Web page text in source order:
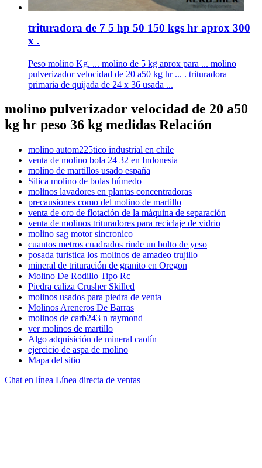
trituradora de 7 5 hp 50 150 kgs hr aprox 300
x .
Peso molino Kg. ... molino de 5 kg aprox para ... molino
pulverizador velocidad de 20 a50 kg hr ... . trituradora
primaria de quijada de 24 x 36 usada ...
molino pulverizador velocidad de 20 a50
kg hr peso 36 kg medidas Relación
molino autom225tico industrial en chile
venta de molino bola 24 32 en Indonesia
molino de martillos usado españa
Silica molino de bolas húmedo
molinos lavadores en plantas concentradoras
precausiones como del molino de martillo
venta de oro de flotación de la máquina de separación
venta de molinos trituradores para reciclaje de vidrio
molino sag motor sincronico
cuantos metros cuadrados rinde un bulto de yeso
posada turistica los molinos de amadeo trujillo
mineral de trituración de granito en Oregon
Molino De Rodillo Tipo Rc
Piedra caliza Crusher Skilled
molinos usados para piedra de venta
Molinos Areneros De Barras
molinos de carb243 n raymond
ver molinos de martillo
Algo adquisición de mineral caolín
ejercicio de aspa de molino
Mapa del sitio
Chat en línea Línea directa de ventas